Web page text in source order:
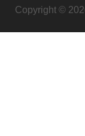
Copyright ©